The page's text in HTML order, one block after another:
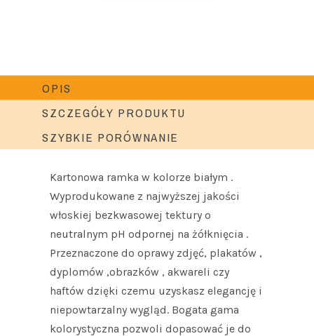
OPIS
SZCZEGÓŁY PRODUKTU
SZYBKIE PORÓWNANIE
Kartonowa ramka w kolorze białym .
Wyprodukowane z najwyższej jakości
włoskiej bezkwasowej tektury o
neutralnym pH odpornej na żółknięcia .
Przeznaczone do oprawy zdjęć, plakatów ,
dyplomów ,obrazków , akwareli czy
haftów dzięki czemu uzyskasz elegancję i
niepowtarzalny wygląd. Bogata gama
kolorystyczna pozwoli dopasować je do